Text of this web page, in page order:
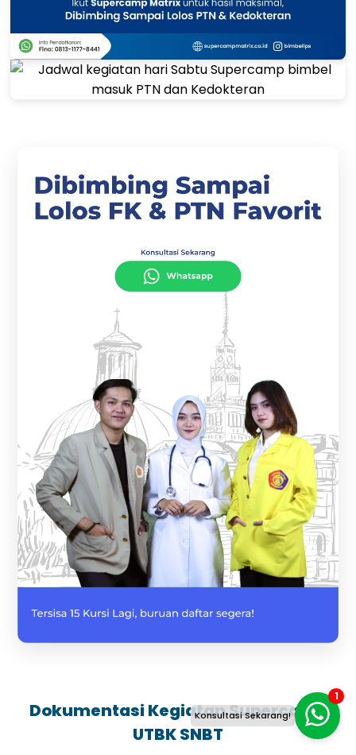
Konsultasi Sekarang!
1
Dokumentasi Kegiatan Supercamp
UTBK SNBT